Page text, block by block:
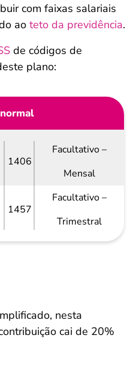
com faixas salariais
ao teto da previdência.
de códigos de
plano:
1406
Facultativo –
Mensal
1457
Facultativo –
Trimestral
nesta
cai de 20%